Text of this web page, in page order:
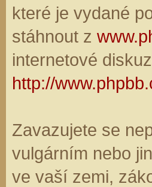
které je vydané
stáhnout z
internetové
http://
Zavazujete se
vulgárním nebo
ve vaší zemi,